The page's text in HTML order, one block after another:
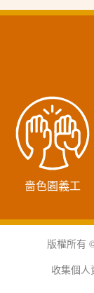
嗇色園義工
版權所有
收集個人